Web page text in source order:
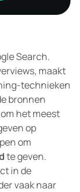
Search.
maakt
technieken
bronnen
het meest
op
om
te geven.
in de
vaak naar